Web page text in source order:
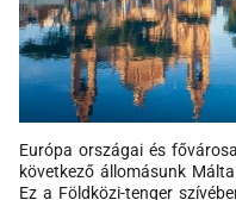
Európa országai és
következő állomásunk
Ez a Földközi-tenger